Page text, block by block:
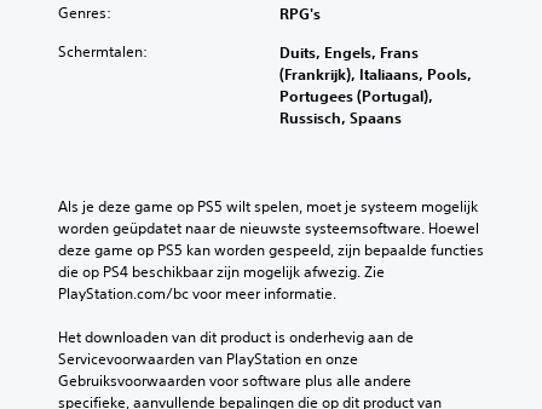
Genres: RPG's
Schermtalen:
Duits, Engels, Frans
(Frankrijk), Italiaans, Pools,
Portugees (Portugal),
Russisch, Spaans
Als je deze game op PS5 wilt spelen, moet je systeem mogelijk
worden geüpdatet naar de nieuwste systeemsoftware. Hoewel
deze game op PS5 kan worden gespeeld, zijn bepaalde functies
die op PS4 beschikbaar zijn mogelijk afwezig. Zie
PlayStation.com/bc voor meer informatie.
Het downloaden van dit product is onderhevig aan de
Servicevoorwaarden van PlayStation en onze
Gebruiksvoorwaarden voor software plus alle andere
specifieke, aanvullende bepalingen die op dit product van